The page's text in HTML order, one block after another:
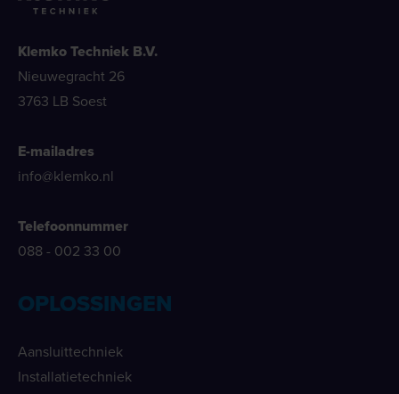
Klemko Techniek B.V.
Nieuwegracht 26
3763 LB Soest
E-mailadres
info@klemko.nl
Telefoonnummer
088 - 002 33 00
OPLOSSINGEN
Aansluittechniek
Installatietechniek